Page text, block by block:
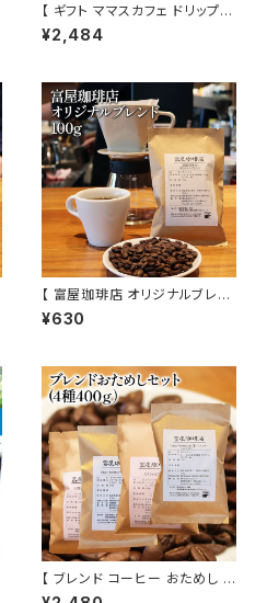
【 ギフト ママスカフェ ドリップバ
ッグセット 2種入り 】 贈答箱 富
屋珈琲店 自家焙煎 お取り寄せ
¥2,484
【 富屋珈琲店 オリジナルブレン
ド 100g 】 中煎り ブラジル、グァ
テマラ ブレンド モーニング ドリ
¥630
【 ブレンド コーヒー おためし セ
ット 4種 400g 】お試し セット